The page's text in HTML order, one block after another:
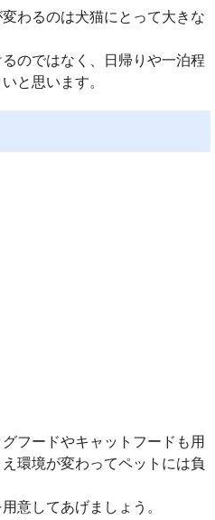
わるのは犬猫にとって大きな
のではなく、日帰りや一泊程
と思います。
フードやキャットフードも用
環境が変わってペットには負
意してあげましょう。